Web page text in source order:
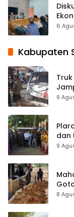
6
Kabupaten
Titik
9
dan
9
8